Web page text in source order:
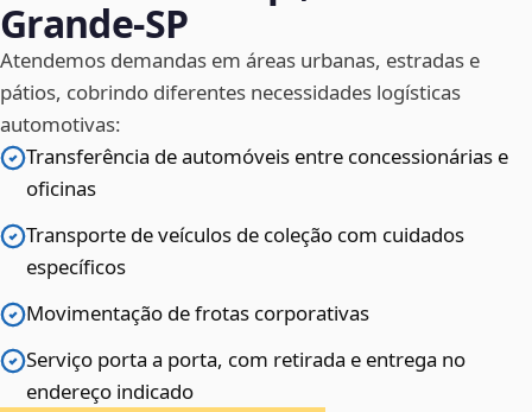
Grande‑SP
Atendemos demandas em áreas urbanas, estradas e
pátios, cobrindo diferentes necessidades logísticas
automotivas:
Transferência de automóveis entre concessionárias e
oficinas
Transporte de veículos de coleção com cuidados
específicos
Movimentação de frotas corporativas
Serviço porta a porta, com retirada e entrega no
endereço indicado